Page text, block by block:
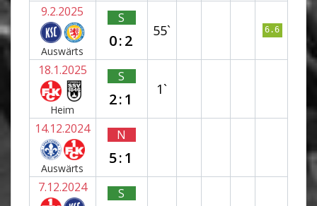
9.2.2025
Auswärts
S
0:2
55` 6.6
18.1.2025
Heim
S
2:1
1`
14.12.2024
Auswärts
N
5:1
7.12.2024 S